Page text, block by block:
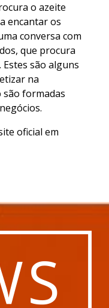
o azeite
encantar os
conversa com
que procura
são alguns
na
são formadas
oficial em